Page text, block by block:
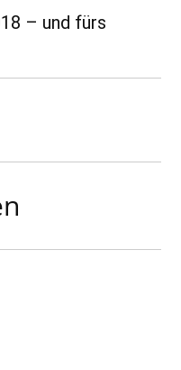
– und fürs